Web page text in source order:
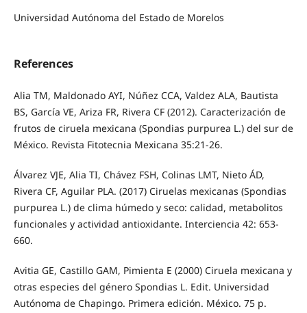
Universidad Autónoma del Estado de Morelos
References
Alia TM, Maldonado AYI, Núñez CCA, Valdez ALA, Bautista
BS, García VE, Ariza FR, Rivera CF (2012). Caracterización de
frutos de ciruela mexicana (Spondias purpurea L.) del sur de
México. Revista Fitotecnia Mexicana 35:21-26.
Álvarez VJE, Alia TI, Chávez FSH, Colinas LMT, Nieto ÁD,
Rivera CF, Aguilar PLA. (2017) Ciruelas mexicanas (Spondias
purpurea L.) de clima húmedo y seco: calidad, metabolitos
funcionales y actividad antioxidante. Interciencia 42: 653-
660.
Avitia GE, Castillo GAM, Pimienta E (2000) Ciruela mexicana y
otras especies del género Spondias L. Edit. Universidad
Autónoma de Chapingo. Primera edición. México. 75 p.